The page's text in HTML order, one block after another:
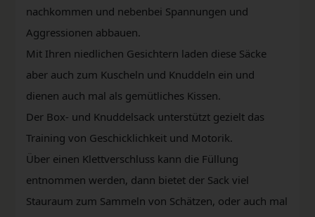
nachkommen und nebenbei Spannungen und
Aggressionen abbauen.
Mit Ihren niedlichen Gesichtern laden diese Säcke
aber auch zum Kuscheln und Knuddeln ein und
dienen auch mal als gemütliches Kissen.
Der Box- und Knuddelsack unterstützt gezielt das
Training von Geschicklichkeit und Motorik.
Über einen Klettverschluss kann die Füllung
entnommen werden, dann bietet der Sack viel
Stauraum zum Sammeln von Schätzen, oder auch mal